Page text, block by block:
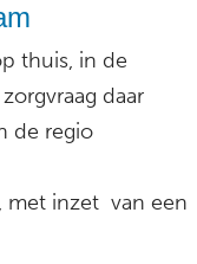
thuis, in de
daar
de regio
, met inzet van een